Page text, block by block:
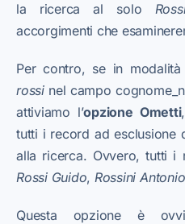
la ricerca al solo
accorgimenti che
Per contro, se in
rossinel campo
attiviamo l’opzione Ometti
tutti i record ad esclusione
alla ricerca. Ovvero, tutti i
Rossi Guido, Rossini Antonio
Questa opzione è